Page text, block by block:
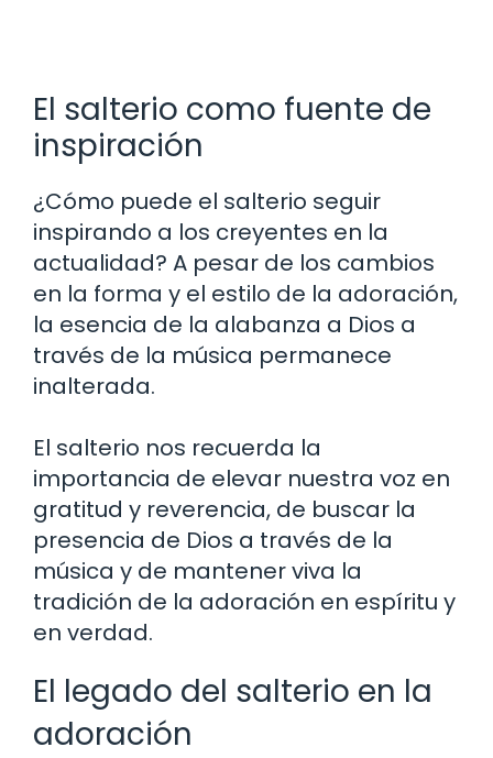
El salterio como fuente de
inspiración
¿Cómo puede el salterio seguir
inspirando a los creyentes en la
actualidad? A pesar de los cambios
en la forma y el estilo de la adoración,
la esencia de la alabanza a Dios a
través de la música permanece
inalterada.
El salterio nos recuerda la
importancia de elevar nuestra voz en
gratitud y reverencia, de buscar la
presencia de Dios a través de la
música y de mantener viva la
tradición de la adoración en espíritu y
en verdad.
El legado del salterio en la
adoración